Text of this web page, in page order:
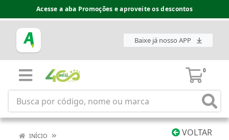
Acesse a aba Promoções e aproveite os descontos
Baixe já nosso APP
0
VOLTAR
INÍCIO